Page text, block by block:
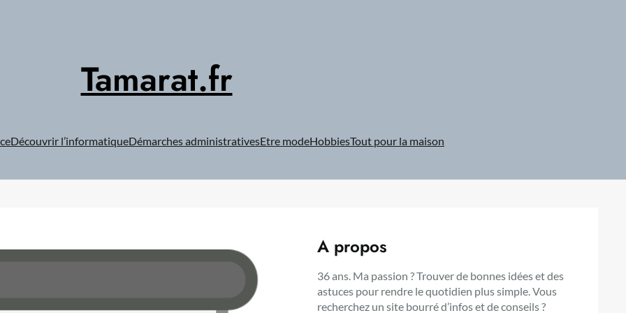
Tamarat.fr
Découvrir l’informatiqueDémarches administrativesEtre modeHobbiesTout pour la maison
A propos
36 ans. Ma passion ? Trouver de bonnes idées et des
astuces pour rendre le quotidien plus simple. Vous
recherchez un site bourré d’infos et de conseils ?